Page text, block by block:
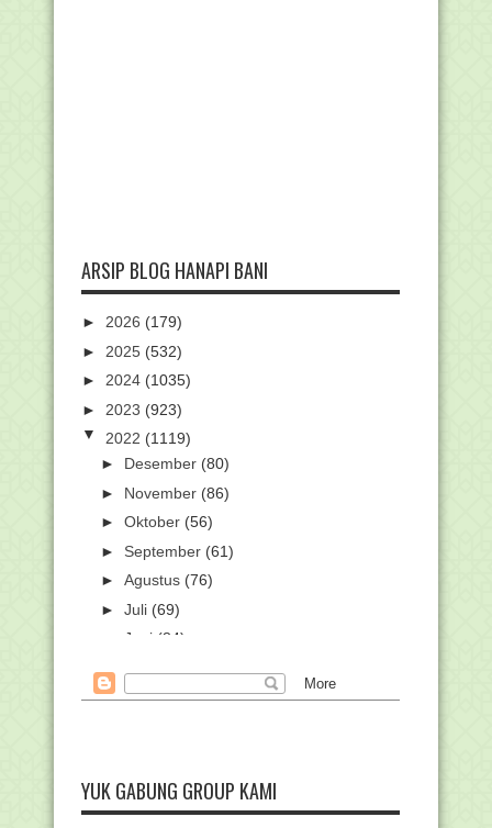
ARSIP BLOG HANAPI BANI
► 2026 (179)
► 2025 (532)
► 2024 (1035)
► 2023 (923)
▼ 2022 (1119)
► Desember (80)
► November (86)
► Oktober (56)
► September (61)
► Agustus (76)
► Juli (69)
Juni (84)
►April(108)
Edaran Pendafataran PPG Dalam
Jabatan Tahun 2022
YUK GABUNG GROUP KAMI